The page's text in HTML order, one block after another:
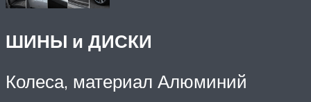
ШИНЫ и ДИСКИ
Колеса, материал Алюминий